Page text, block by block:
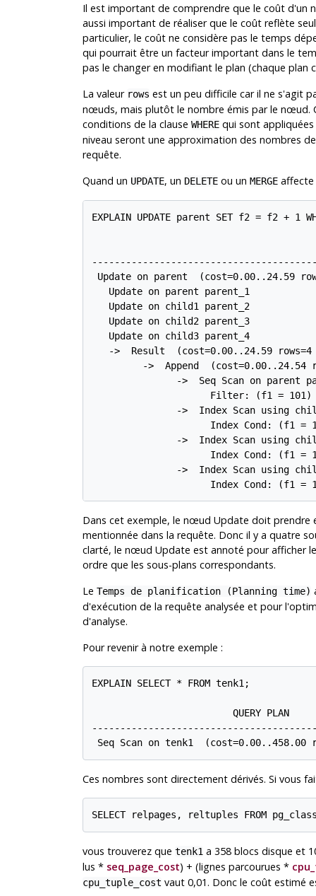
Il est important de comprendre que le coût d'un
aussi important de réaliser que le coût reflète
particulier, le coût ne considère pas le temps
qui pourrait être un facteur important dans le
pas le changer en modifiant le plan (chaque plan
La valeur rows est un peu difficile car il ne s'agit
nœuds, mais plutôt le nombre émis par le nœud.
conditions de la clause WHEREqui sont
niveau seront une approximation des nombres
requête.
Quand un UPDATE, un DELETEou un MERGEaffecte
EXPLAIN UPDATE parent SET f2 = f2 + 1
Update on parent  (cost=0.00..24.59
   Update on parent parent_1
   Update on child1 parent_2
   Update on child2 parent_3
   Update on child3 parent_4
->  Result  (cost=0.00..24.59 rows=4
->  Append  (cost=0.00..24.54
->  Seq Scan on parent
                     Filter: (f1 = 101)
->  Index Scan using
Index Cond: (f1 =
->  Index Scan using
Index Cond: (f1 =
->  Index Scan using
Index Cond: (f1 =
Dans cet exemple, le nœud Update doit prendre
mentionnée dans la requête. Donc il y a quatre
clarté, le nœud Update est annoté pour afficher
ordre que les sous-plans correspondants.
Le Temps de planification (Planning time)
d'exécution de la requête analysée et pour
d'analyse.
Pour revenir à notre exemple :
EXPLAIN SELECT * FROM tenk1;
                         QUERY PLAN
Seq Scan on tenk1  (cost=0.00..458.00
Ces nombres sont directement dérivés. Si vous
SELECT relpages, reltuples FROM
vous trouverez que tenk1 a 358 blocs disque et
lus * seq_page_cost) + (lignes parcourues *
cpu_tuple_cost vaut 0,01. Donc le coût estimé